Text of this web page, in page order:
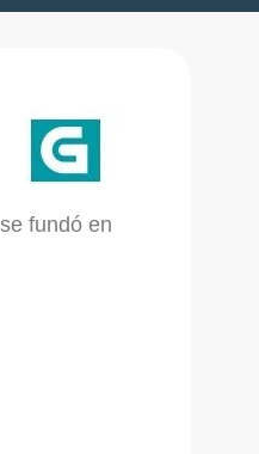
fundó en